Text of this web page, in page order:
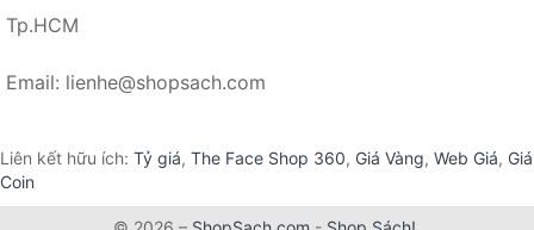
Tp.HCM
Email: lienhe@shopsach.com
Liên kết hữu ích: Tỷ giá, The Face Shop 360, Giá Vàng, Web Giá, Giá
Coin